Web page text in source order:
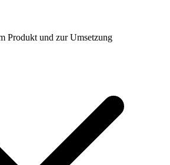
Produkt und zur Umsetzung